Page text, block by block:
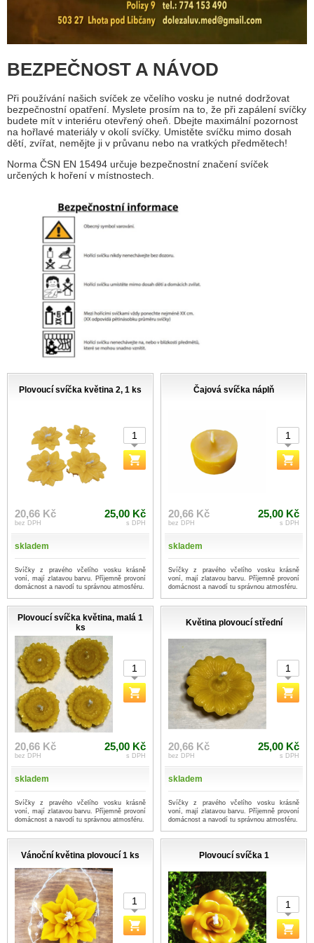
BEZPEČNOST A NÁVOD
Při používání našich svíček ze včelího vosku je nutné dodržovat
bezpečnostní opatření. Myslete prosím na to, že při zapálení svíčky
budete mít v interiéru otevřený oheň. Dbejte maximální pozornost
na hořlavé materiály v okolí svíčky. Umistěte svíčku mimo dosah
dětí, zvířat, nemějte ji v průvanu nebo na vratkých předmětech!
Norma ČSN EN 15494 určuje bezpečnostní značení svíček
určených k hoření v místnostech.
Plovoucí svíčka květina 2, 1 ks
20,66 Kč
bez DPH
25,00 Kč
s DPH
skladem
Svíčky z pravého včelího vosku krásně
voní, mají zlatavou barvu. Příjemně provoní
domácnost a navodí tu správnou atmosféru.
Čajová svíčka náplň
20,66 Kč
bez DPH
25,00 Kč
s DPH
skladem
Svíčky z pravého včelího vosku krásně
voní, mají zlatavou barvu. Příjemně provoní
domácnost a navodí tu správnou atmosféru.
Plovoucí svíčka květina, malá 1
ks
20,66 Kč
bez DPH
25,00 Kč
s DPH
skladem
Svíčky z pravého včelího vosku krásně
voní, mají zlatavou barvu. Příjemně provoní
domácnost a navodí tu správnou atmosféru.
Květina plovoucí střední
20,66 Kč
bez DPH
25,00 Kč
s DPH
skladem
Svíčky z pravého včelího vosku krásně
voní, mají zlatavou barvu. Příjemně provoní
domácnost a navodí tu správnou atmosféru.
Vánoční květina plovoucí 1 ks Plovoucí svíčka 1